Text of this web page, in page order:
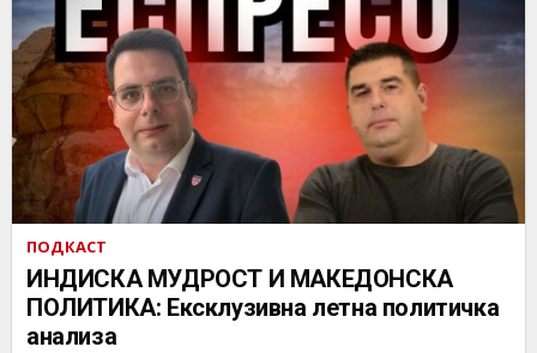
ПОДКАСТ
ИНДИСКА МУДРОСТ И МАКЕДОНСКА
ПОЛИТИКА: Ексклузивна летна политичка
анализа